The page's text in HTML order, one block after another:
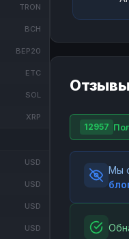
TRON
BCH
BEP20
ETC
SOL
XRP
USD
USD
USD
USD
Отзывы
12957
Мы